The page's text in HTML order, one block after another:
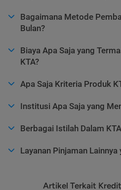
Bagaimana Metode
Bulan?
Biaya Apa Saja yang
KTA?
Apa Saja Kriteria Produk
Institusi Apa Saja yang
Berbagai Istilah Dalam KTA
Layanan Pinjaman
Artikel Terkait